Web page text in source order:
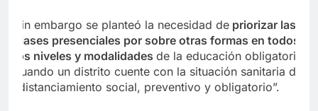
Sin embargo se planteó la necesidad de priorizar las
clases presenciales por sobre otras formas en todos
los niveles y modalidades de la educación obligatoria
cuando un distrito cuente con la situación sanitaria de
“distanciamiento social, preventivo y obligatorio”.